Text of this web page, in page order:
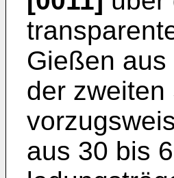
Gießen
der
aus 30 bis